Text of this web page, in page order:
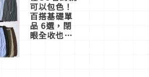
可以包色！
百搭基礎單
品 6選，閉
眼全收也不